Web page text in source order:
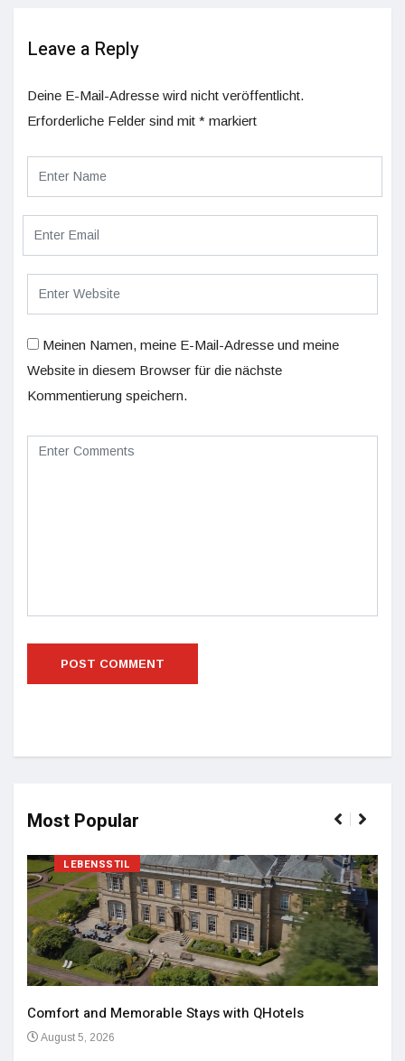
Leave a Reply
Deine E-Mail-Adresse wird nicht veröffentlicht.
Erforderliche Felder sind mit * markiert
Meinen Namen, meine E-Mail-Adresse und meine
Website in diesem Browser für die nächste
Kommentierung speichern.
Most Popular
LEBENSSTIL
Comfort and Memorable Stays with QHotels
August 5, 2026